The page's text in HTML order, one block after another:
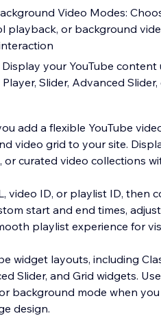
Video Modes:
playback, or background
your YouTube content
Slider, Advanced
add a flexible YouTube
video grid to your site.
or curated video collections
video ID, or playlist ID,
start and end times,
playlist experience for
widget layouts, including
Slider, and Grid widgets.
background mode when
design.